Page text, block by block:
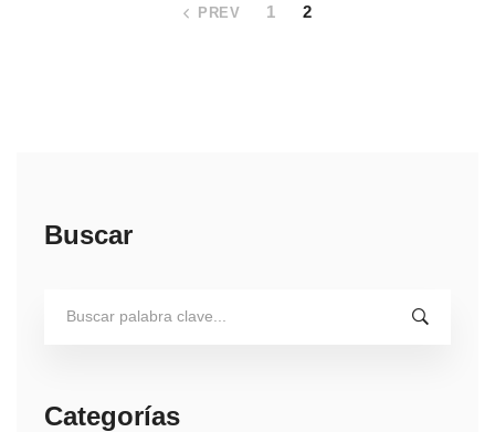
PREV 1 2
Buscar
Categorías